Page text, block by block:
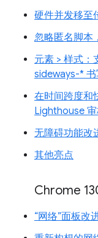
硬件并发移至
忽略匿名脚本
元素 > 样式：
sideways-*
在时间跨度和
Lighthouse
无障碍功能改
其他亮点
Chrome
“网络”面板改